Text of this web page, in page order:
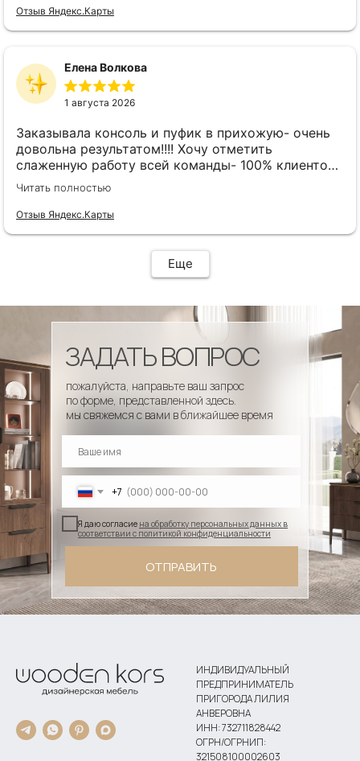
Отзыв Яндекс.Карты
Елена Волкова
1 августа 2026
Заказывала консоль и пуфик в прихожую- очень
довольна результатом!!!! Хочу отметить
слаженную работу всей команды- 100% клиенто
ориентированная команда!!!! При заказе
внимательно слушают заказчика , что очень
облегчает подбор материала и цвета. Четкая
Читать полностью
Отзыв Яндекс.Карты
Еще
+7
Я даю согласие на обработку персональных данных в
соответствии с политикой конфиденциальности
ОТПРАВИТЬ
пожалуйста, направьте ваш запрос
по форме, представленной здесь.
мы свяжемся с вами в ближайшее время
ЗАДАТЬ ВОПРОС
ИНДИВИДУАЛЬНЫЙ
ПРЕДПРИНИМАТЕЛЬ
ПРИГОРОДА ЛИЛИЯ
АНВЕРОВНА
ИНН: 732711828442
ОГРН/ОГРНИП:
321508100002603